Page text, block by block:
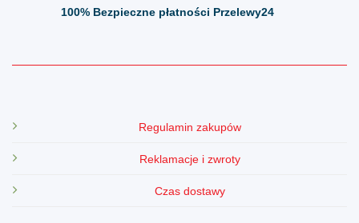
100% Bezpieczne płatności Przelewy24
Regulamin zakupów
Reklamacje i zwroty
Czas dostawy